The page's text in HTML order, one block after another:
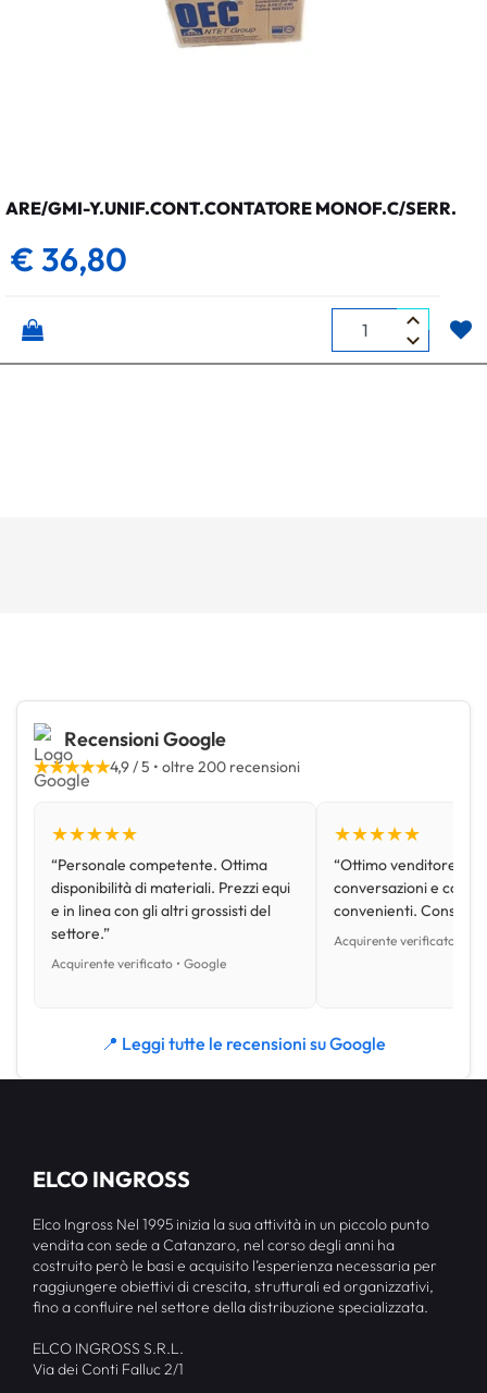
ARE/GMI-Y.UNIF.CONT.CONTATORE MONOF.C/SERR.
€ 36,80
Quantità
Recensioni Google
★★★★★4,9 / 5 • oltre 200 recensioni
★★★★★
“Personale competente. Ottima
disponibilità di materiali. Prezzi equi
e in linea con gli altri grossisti del
settore.”
Acquirente verificato • Google
★★★★★
“Ottimo venditore,
conversazioni e con
convenienti.
Acquirente verificato •
📍 Leggi tutte le recensioni su Google
ELCO INGROSS
Elco Ingross Nel 1995 inizia la sua attività in un piccolo punto
vendita con sede a Catanzaro, nel corso degli anni ha
costruito però le basi e acquisito l’esperienza necessaria per
raggiungere obiettivi di crescita, strutturali ed organizzativi,
fino a confluire nel settore della distribuzione specializzata.
ELCO INGROSS S.R.L.
Via dei Conti Falluc 2/1